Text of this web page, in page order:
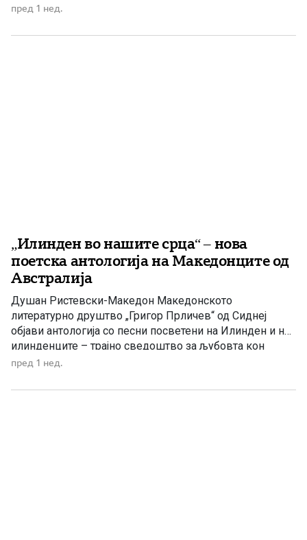
државност, од сите оние што верувале дека
достоинствена и своја. Да се биде чувар на
пред 1 нед.
„Илинден во нашите срца“ – нова
поетска антологија на Македонците од
Австралија
Душан Ристевски-Македон Македонското
литературно друштво „Григор Прличев“ од Сиднеј
објави антологија со песни посветени на Илинден и на
илинденците – трајно сведоштво за љубовта кон
Македонија, непокорот и борбата за зачувување на
Македонското литературно друштво „Григор Прличев“
пред 1 нед.